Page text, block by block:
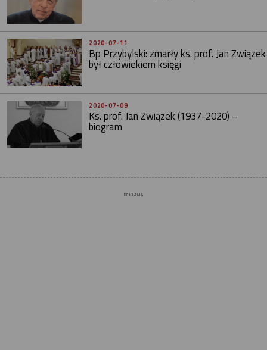
2020-07-11
Bp Przybylski: zmarły ks. prof. Jan Związek
był człowiekiem księgi
2020-07-09
Ks. prof. Jan Związek (1937-2020) –
biogram
REKLAMA